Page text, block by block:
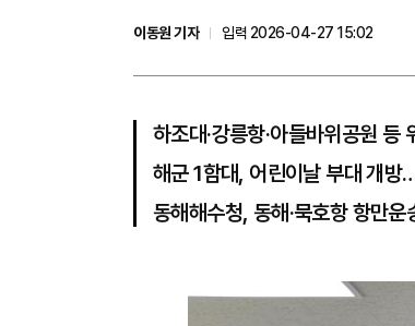
이동원 기자
입력 2026-04-27 15:02
하조대·강릉항·아들바위공원
해군 1함대, 어린이날 부대 개
동해해수청, 동해·묵호항 항만